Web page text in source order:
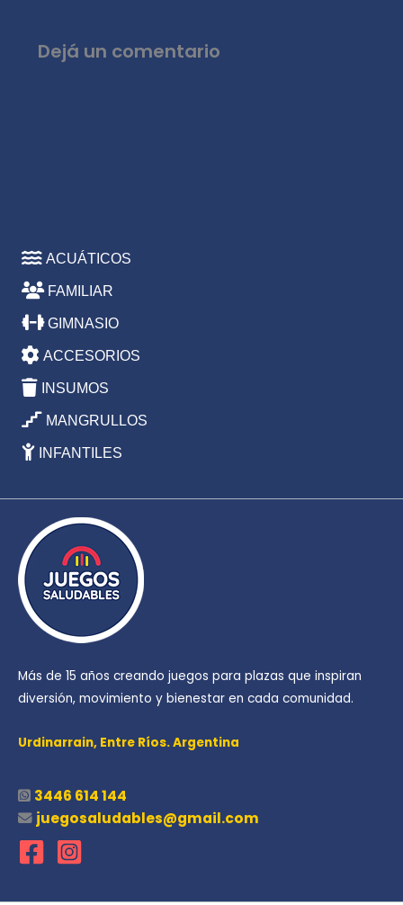
Dejá un comentario
ACUÁTICOS
FAMILIAR
GIMNASIO
ACCESORIOS
INSUMOS
MANGRULLOS
INFANTILES
Más de 15 años creando juegos para plazas que inspiran
diversión, movimiento y bienestar en cada comunidad.
Urdinarrain, Entre Ríos. Argentina
3446 614 144
juegosaludables@gmail.com